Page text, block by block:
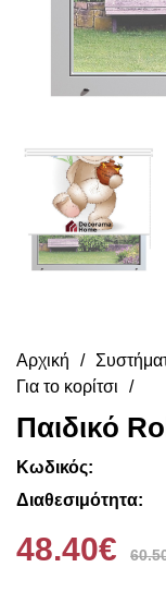
Αρχική
Για το κορίτσι
Παιδικό
Κωδικός:
Διαθεσιμότητα:
48.40€